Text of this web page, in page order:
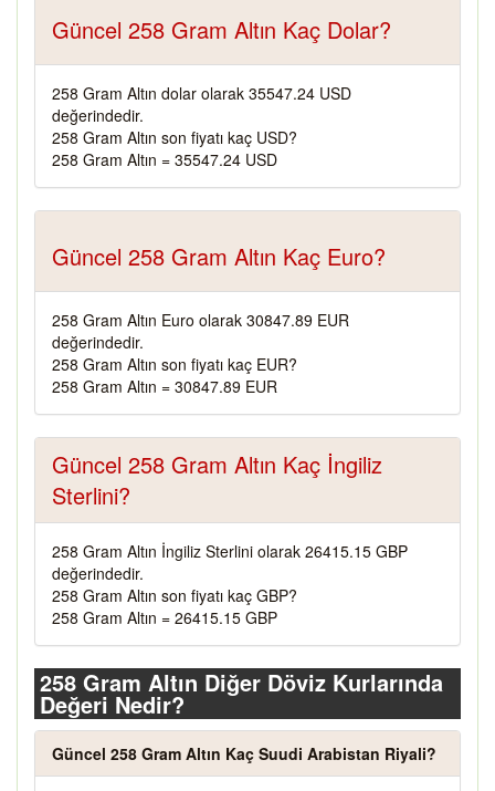
Güncel 258 Gram Altın Kaç Dolar?
258 Gram Altın dolar olarak 35547.24 USD
değerindedir.
258 Gram Altın son fiyatı kaç USD?
258 Gram Altın = 35547.24 USD
Güncel 258 Gram Altın Kaç Euro?
258 Gram Altın Euro olarak 30847.89 EUR
değerindedir.
258 Gram Altın son fiyatı kaç EUR?
258 Gram Altın = 30847.89 EUR
Güncel 258 Gram Altın Kaç İngiliz
Sterlini?
258 Gram Altın İngiliz Sterlini olarak 26415.15 GBP
değerindedir.
258 Gram Altın son fiyatı kaç GBP?
258 Gram Altın = 26415.15 GBP
258 Gram Altın Diğer Döviz Kurlarında
Değeri Nedir?
Güncel 258 Gram Altın Kaç Suudi Arabistan Riyali?